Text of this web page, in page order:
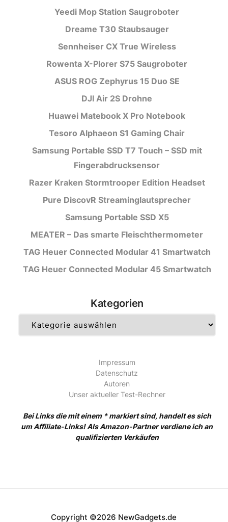
Yeedi Mop Station Saugroboter
Dreame T30 Staubsauger
Sennheiser CX True Wireless
Rowenta X-Plorer S75 Saugroboter
ASUS ROG Zephyrus 15 Duo SE
DJI Air 2S Drohne
Huawei Matebook X Pro Notebook
Tesoro Alphaeon S1 Gaming Chair
Samsung Portable SSD T7 Touch – SSD mit
Fingerabdrucksensor
Razer Kraken Stormtrooper Edition Headset
Pure DiscovR Streaminglautsprecher
Samsung Portable SSD X5
MEATER – Das smarte Fleischthermometer
TAG Heuer Connected Modular 41 Smartwatch
TAG Heuer Connected Modular 45 Smartwatch
Kategorien
Impressum
Datenschutz
Autoren
Unser aktueller Test-Rechner
Bei Links die mit einem * markiert sind, handelt es sich
um Affiliate-Links! Als Amazon-Partner verdiene ich an
qualifizierten Verkäufen
Copyright ©2026 NewGadgets.de